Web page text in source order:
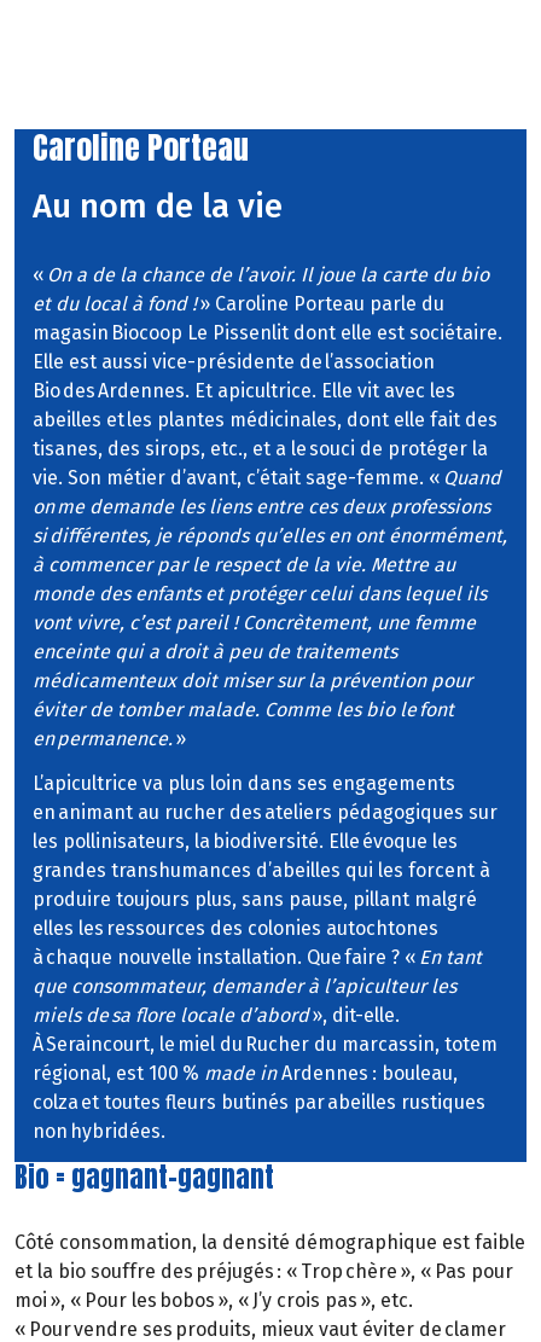
Caroline Porteau
Au nom de la vie
« On a de la chance de l’avoir. Il joue la carte du bio
et du local à fond !» Caroline Porteau parle du
magasin Biocoop Le Pissenlit dont elle est sociétaire.
Elle est aussi vice-présidente de l’association
Bio des Ardennes. Et apicultrice. Elle vit avec les
abeilles et les plantes médicinales, dont elle fait des
tisanes, des sirops, etc., et a le souci de protéger la
vie. Son métier d’avant, c’était sage-femme. « Quand
on me demande les liens entre ces deux professions
si différentes, je réponds qu’elles en ont énormément,
à commencer par le respect de la vie. Mettre au
monde des enfants et protéger celui dans lequel ils
vont vivre, c’est pareil ! Concrètement, une femme
enceinte qui a droit à peu de traitements
médicamenteux doit miser sur la prévention pour
éviter de tomber malade. Comme les bio le font
en permanence.»
L’apicultrice va plus loin dans ses engagements
en animant au rucher des ateliers pédagogiques sur
les pollinisateurs, la biodiversité. Elle évoque les
grandes transhumances d’abeilles qui les forcent à
produire toujours plus, sans pause, pillant malgré
elles les ressources des colonies autochtones
à chaque nouvelle installation. Que faire ? « En tant
que consommateur, demander à l’apiculteur les
miels de sa flore locale d’abord», dit-elle.
À Seraincourt, le miel du Rucher du marcassin, totem
régional, est 100 % made inArdennes : bouleau,
colza et toutes fleurs butinés par abeilles rustiques
non hybridées.
Bio = gagnant-gagnant
Côté consommation, la densité démographique est faible
et la bio souffre des préjugés : « Trop chère », « Pas pour
moi », « Pour les bobos », « J’y crois pas », etc.
« Pour vendre ses produits, mieux vaut éviter de clamer